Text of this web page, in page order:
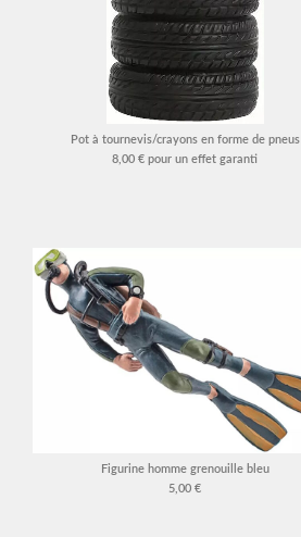
Pot à tournevis/crayons en forme de pneus
8,00 € pour un effet garanti
Figurine homme grenouille bleu
5,00 €